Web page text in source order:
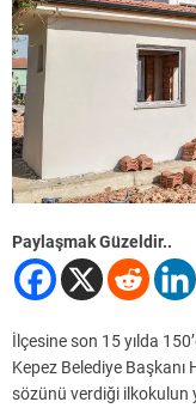
Paylaşmak Güzeldir..
İlçesine son 15 yılda
Kepez Belediye Başkanı
sözünü verdiği ilkokulun